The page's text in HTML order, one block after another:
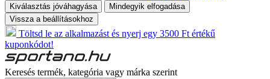
Kiválasztás jóváhagyása
Mindegyik elfogadása
Vissza a beállításokhoz
Töltsd le az alkalmazást és nyerj egy 3500 Ft értékű
kuponkódot!
Keresés termék, kategória vagy márka szerint